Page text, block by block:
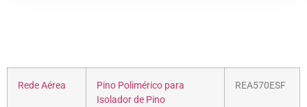
Rede Aérea
Pino Polimérico para
Isolador de Pino
REA570ESF